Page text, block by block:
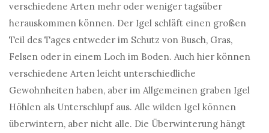
verschiedene Arten mehr oder weniger tagsüber
herauskommen können. Der Igel schläft einen großen
Teil des Tages entweder im Schutz von Busch, Gras,
Felsen oder in einem Loch im Boden. Auch hier können
verschiedene Arten leicht unterschiedliche
Gewohnheiten haben, aber im Allgemeinen graben Igel
Höhlen als Unterschlupf aus. Alle wilden Igel können
überwintern, aber nicht alle. Die Überwinterung hängt